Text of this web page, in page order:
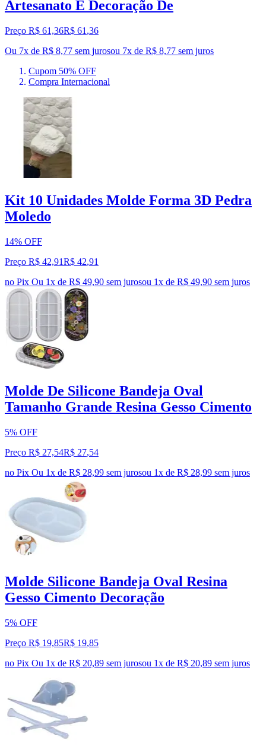
Artesanato E Decoração De
Preço R$ 61,36R$ 61 ,36
Ou 7x de R$ 8,77 sem jurosou 7x de R$ 8,77 sem juros
Cupom 50% OFF
Compra Internacional
Kit 10 Unidades Molde Forma 3D Pedra
Moledo
14% OFF
Preço R$ 42,91R$ 42,91
no Pix Ou 1x de R$ 49,90 sem jurosou 1x de R$ 49,90 sem juros
Molde De Silicone Bandeja Oval
Tamanho Grande Resina Gesso Cimento
5% OFF
Preço R$ 27,54R$ 27,54
no Pix Ou 1x de R$ 28,99 sem jurosou 1x de R$ 28,99 sem juros
Molde Silicone Bandeja Oval Resina
Gesso Cimento Decoração
5% OFF
Preço R$ 19,85R$ 19,85
no Pix Ou 1x de R$ 20,89 sem jurosou 1x de R$ 20,89 sem juros